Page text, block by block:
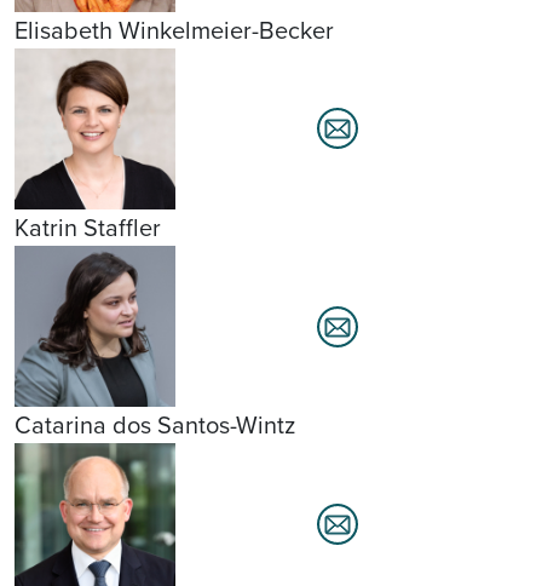
Elisabeth Winkelmeier-Becker
Katrin Staffler
Catarina dos Santos-Wintz